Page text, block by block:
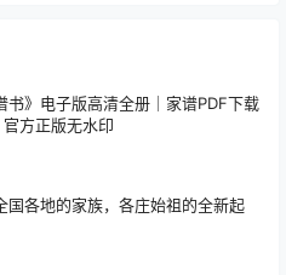
书》电子版高清全册｜家谱PDF下载
方正版无水印
国各地的家族，各庄始祖的全新起